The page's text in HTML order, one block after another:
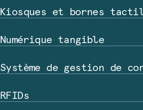
Kiosques et bornes
Numérique tangible
Système de gestion de
RFIDs